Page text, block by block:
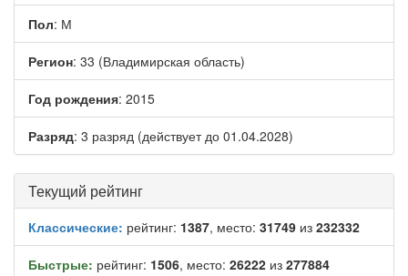
Пол: М
Регион: 33 (Владимирская область)
Год рождения: 2015
Разряд: 3 разряд (действует до 01.04.2028)
Текущий рейтинг
Классические: рейтинг: 1387, место: 31749 из 232332
Быстрые: рейтинг: 1506, место: 26222 из 277884